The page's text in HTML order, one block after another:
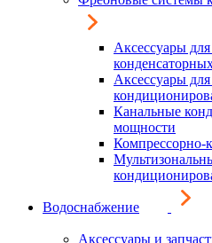
Аксессуары
Аксессуары
Канальные
мощности
Компрессорно-
Водоснабжение
Аксессуары и